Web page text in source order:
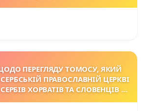
ПЕРЕГЛЯДУ TОМОСУ, ЯКИЙ
ПРАВОСЛАВНІЙ ЦЕРКВІ
ХОРВАТІВ ТА СЛОВЕНЦІВ У